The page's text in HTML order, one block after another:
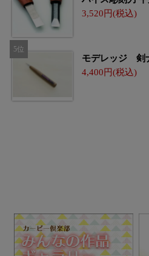
3,520
モデレッジ
4,400